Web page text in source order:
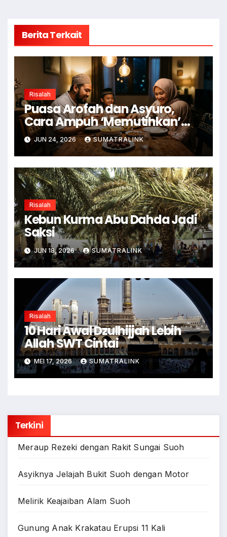
Berita Terkait
Risalah
Puasa Arofah dan Asyuro,
Cara Ampuh ‘Memutihkan’
Dosa
JUN 24, 2026 SUMATRALINK
Risalah
Kebun Kurma Abu Dahda Jadi
Saksi
JUN 18, 2026 SUMATRALINK
Risalah
10 Hari Awal Dzulhijjah Lebih
Allah SWT Cintai
MEI 17, 2026 SUMATRALINK
Terkini
Meraup Rezeki dengan Rakit Sungai Suoh
Asyiknya Jelajah Bukit Suoh dengan Motor
Melirik Keajaiban Alam Suoh
Gunung Anak Krakatau Erupsi 11 Kali